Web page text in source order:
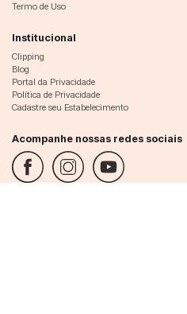
Termo de Uso
Institucional
Clipping
Blog
Portal da Privacidade
Política de Privacidade
Cadastre seu Estabelecimento
Acompanhe nossas redes sociais